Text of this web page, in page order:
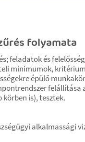
folyamata
feladatok és
minimumok,
épülő
is), tesztek.
alkalmassági